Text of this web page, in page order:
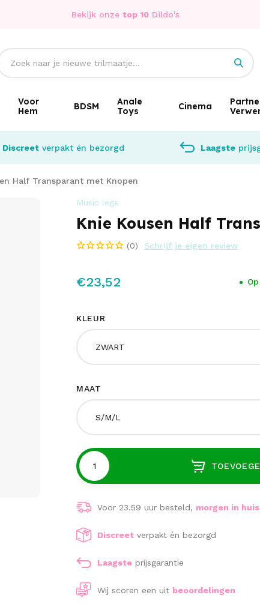
Bekijk onze top 10 Dildo's
Voor
Hem
BDSM
Anale
Toys
Cinema
Discreetverpakt én bezorgd Laagste
Half Transparant met Knopen
Music legs
Knie Kousen Half
(0) Schrijf je eigen review
€23,52
KLEUR
ZWART
MAAT
S/M/L
Voor 23.59 uur besteld, morgen in huis
Discreet verpakt én bezorgd
Laagste prijsgarantie
Wij scoren een uit beoordelingen